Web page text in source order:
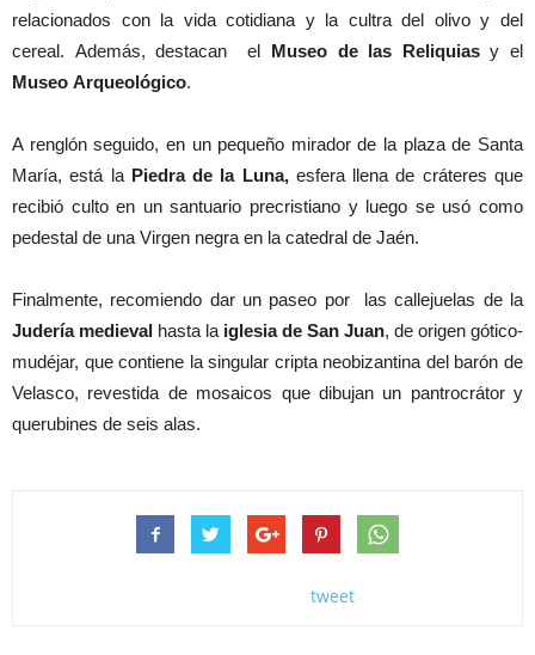
relacionados con la vida cotidiana y la cultra del olivo y del
cereal. Además, destacan el Museo de las Reliquiasy el
Museo Arqueológico.
A renglón seguido, en un pequeño mirador de la plaza de Santa
María, está la Piedra de la Luna, esfera llena de cráteres que
recibió culto en un santuario precristiano y luego se usó como
pedestal de una Virgen negra en la catedral de Jaén.
Finalmente, recomiendo dar un paseo por las callejuelas de la
Judería medieval hasta la iglesia de San Juan, de origen gótico-
mudéjar, que contiene la singular cripta neobizantina del barón de
Velasco, revestida de mosaicos que dibujan un pantrocrátor y
querubines de seis alas.
tweet